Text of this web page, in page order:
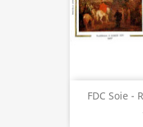
FDC Soie -